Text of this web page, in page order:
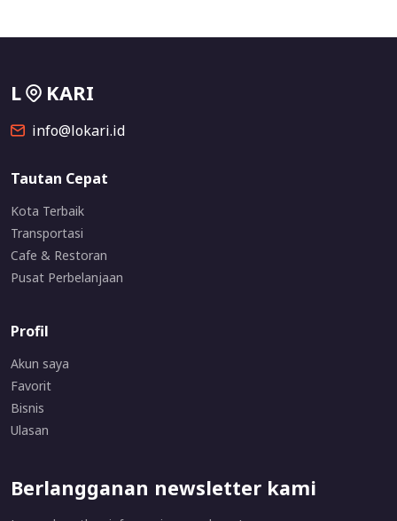
L KARI
info@lokari.id
Tautan Cepat
Kota Terbaik
Transportasi
Cafe & Restoran
Pusat Perbelanjaan
Profil
Akun saya
Favorit
Bisnis
Ulasan
Berlangganan newsletter kami